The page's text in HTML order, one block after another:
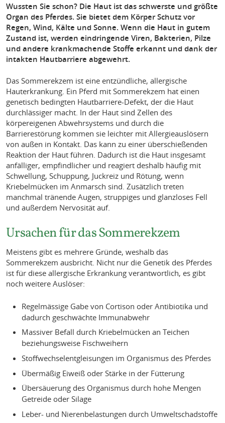
Wussten Sie schon? Die Haut ist das schwerste und größte
Organ des Pferdes. Sie bietet dem Körper Schutz vor
Regen, Wind, Kälte und Sonne. Wenn die Haut in gutem
Zustand ist, werden eindringende Viren, Bakterien, Pilze
und andere krankmachende Stoffe erkannt und dank der
intakten Hautbarriere abgewehrt.
Das Sommerekzem ist eine entzündliche, allergische
Hauterkrankung. Ein Pferd mit Sommerekzem hat einen
genetisch bedingten Hautbarriere-Defekt, der die Haut
durchlässiger macht. In der Haut sind Zellen des
körpereigenen Abwehrsystems und durch die
Barrierestörung kommen sie leichter mit Allergieauslösern
von außen in Kontakt. Das kann zu einer überschießenden
Reaktion der Haut führen. Dadurch ist die Haut insgesamt
anfälliger, empfindlicher und reagiert deshalb häufig mit
Schwellung, Schuppung, Juckreiz und Rötung, wenn
Kriebelmücken im Anmarsch sind. Zusätzlich treten
manchmal tränende Augen, struppiges und glanzloses Fell
und außerdem Nervosität auf.
Ursachen für das Sommerekzem
Meistens gibt es mehrere Gründe, weshalb das
Sommerekzem ausbricht. Nicht nur die Genetik des Pferdes
ist für diese allergische Erkrankung verantwortlich, es gibt
noch weitere Auslöser:
Regelmässige Gabe von Cortison oder Antibiotika und
dadurch geschwächte Immunabwehr
Massiver Befall durch Kriebelmücken an Teichen
beziehungsweise Fischweihern
Stoffwechselentgleisungen im Organismus des Pferdes
Übermäßig Eiweiß oder Stärke in der Fütterung
Übersäuerung des Organismus durch hohe Mengen
Getreide oder Silage
Leber- und Nierenbelastungen durch Umweltschadstoffe